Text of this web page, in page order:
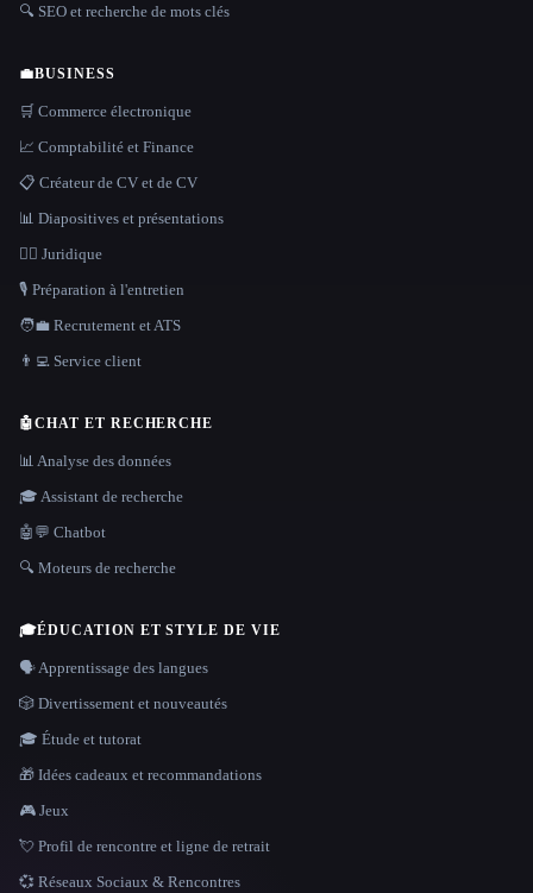
🔍 SEO et recherche de mots clés
💼BUSINESS
🛒 Commerce électronique
📈 Comptabilité et Finance
📋 Créateur de CV et de CV
📊 Diapositives et présentations
👩‍⚖️ Juridique
🎙️ Préparation à l'entretien
🧑‍💼 Recrutement et ATS
👨‍💻 Service client
🤖CHAT ET RECHERCHE
📊 Analyse des données
🎓 Assistant de recherche
🤖💬 Chatbot
🔍 Moteurs de recherche
🎓ÉDUCATION ET STYLE DE VIE
🗣️ Apprentissage des langues
🎲 Divertissement et nouveautés
🎓 Étude et tutorat
🎁 Idées cadeaux et recommandations
🎮 Jeux
💘 Profil de rencontre et ligne de retrait
💞 Réseaux Sociaux & Rencontres